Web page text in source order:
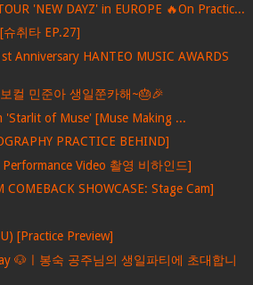
'NEW DAYZ' in EUROPE 🔥On Practic...
취타 EP.27]
Anniversary HANTEO MUSIC AWARDS
컬 민준아 생일쭌카해~🎂🎉
'Starlit of Muse' [Muse Making ...
PRACTICE BEHIND]
Video 촬영 비하인드]
COMEBACK SHOWCASE: Stage Cam]
[Practice Preview]
🐶ㅣ봉숙 공주님의 생일파티에 초대합니